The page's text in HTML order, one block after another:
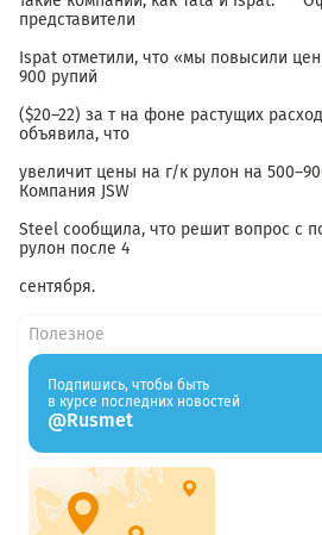
представители
Ispat отметили, что «мы повысили
900 рупий
($20–22) за т на фоне растущих
объявила, что
увеличит цены на г/к рулон на
Компания JSW
Steel сообщила, что решит вопрос с
рулон после 4
сентября.
Полезное
Подпишись, чтобы быть
в курсе последних новостей
@Rusmet